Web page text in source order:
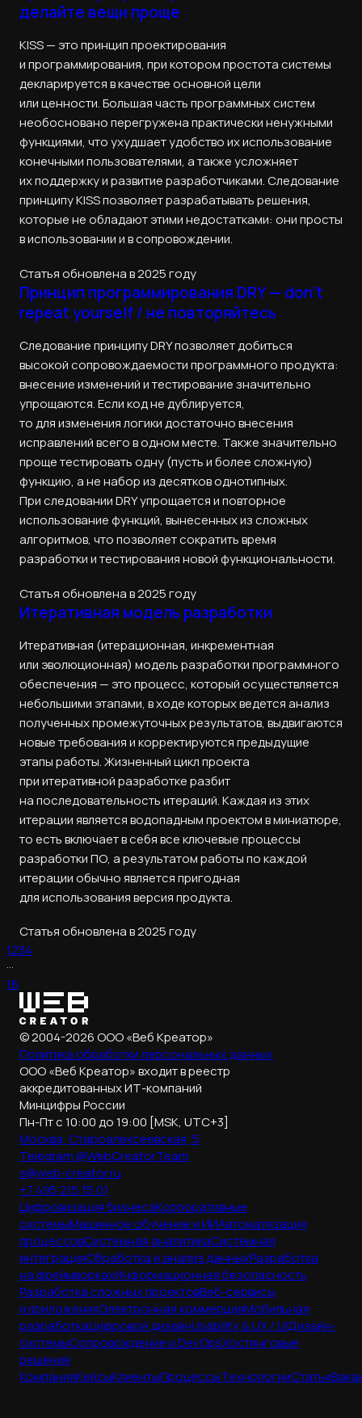
делайте вещи проще
KISS — это принцип проектирования
и программирования, при котором простота системы
декларируется в качестве основной цели
или ценности. Большая часть программных систем
необосновано перегружена практически ненужными
функциями, что ухудшает удобство их использование
конечными пользователями, а также усложняет
их поддержку и развитие разработчиками. Следование
принципу KISS позволяет разрабатывать решения,
которые не обладают этими недостатками: они просты
в использовании и в сопровождении.
Статья обновлена в 2025 году
Принцип программирования DRY — don’t
repeat yourself / не повторяйтесь
Следование принципу DRY позволяет добиться
высокой сопровождаемости программного продукта:
внесение изменений и тестирование значительно
упрощаются. Если код не дублируется,
то для изменения логики достаточно внесения
исправлений всего в одном месте. Также значительно
проще тестировать одну (пусть и более сложную)
функцию, а не набор из десятков однотипных.
При следовании DRY упрощается и повторное
использование функций, вынесенных из сложных
алгоритмов, что позволяет сократить время
разработки и тестирования новой функциональности.
Статья обновлена в 2025 году
Итеративная модель разработки
Итеративная (итерационная, инкрементная
или эволюционная) модель разработки программного
обеспечения — это процесс, который осуществляется
небольшими этапами, в ходе которых ведется анализ
полученных промежуточных результатов, выдвигаются
новые требования и корректируются предыдущие
этапы работы. Жизненный цикл проекта
при итеративной разработке разбит
на последовательность итераций. Каждая из этих
итерации является водопадным проектом в миниатюре,
то есть включает в себя все ключевые процессы
разработки ПО, а результатом работы по каждой
итерации обычно является пригодная
для использования версия продукта.
Статья обновлена в 2025 году
1234
···
18
© 2004-2026 ООО «Веб Креатор»
Политика обработкиперсональных данных
ООО «Веб Креатор» входит в реестр
аккредитованных ИТ-компаний
Минцифры России
Пн-Пт с 10:00 до 19:00 [MSK, UTC+3]
Москва, Староалексеевская, 5
Telegram @WebCreatorTeam
s@web-creator.ru
+7 495 215 15 01
Цифровизация бизнесаКорпоративные
системыМашинное обучение и ИИАвтоматизация
процессовСистемная аналитикаСистемная
интеграцияОбработка и анализ данныхРазработка
на фреймворкахИнформационная безопасность
Разработка сложных проектовВеб-сервисы
и приложенияЭлектронная коммерцияМобильная
разработкаЦифровой дизайнUsability & UX / UIДизайн-
системыСопровождение и DevOpsХостинговые
решения
КомпанияКейсыКлиентыПроцессыТехнологииСтатьи